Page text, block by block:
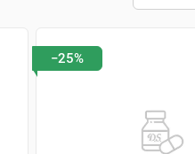
−25%